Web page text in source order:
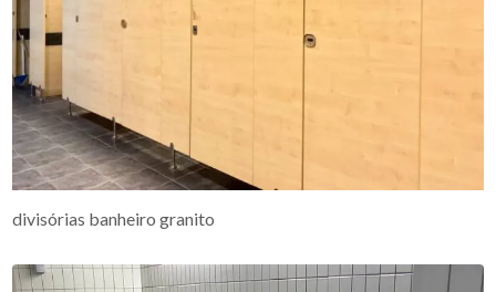
divisórias banheiro granito